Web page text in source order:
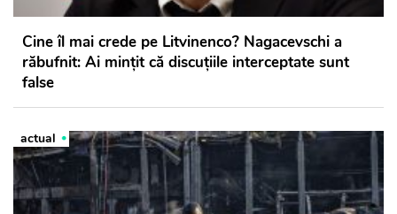
Cine îl mai crede pe Litvinenco? Nagacevschi a
răbufnit: Ai mințit că discuțiile interceptate sunt
false
actual